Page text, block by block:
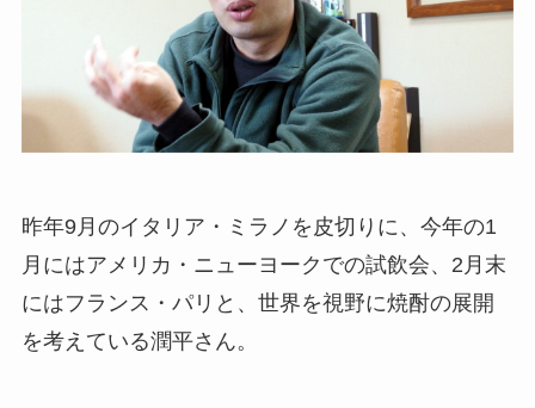
昨年9月のイタリア・ミラノを皮切りに、今年の1
月にはアメリカ・ニューヨークでの試飲会、2月末
にはフランス・パリと、世界を視野に焼酎の展開
を考えている潤平さん。